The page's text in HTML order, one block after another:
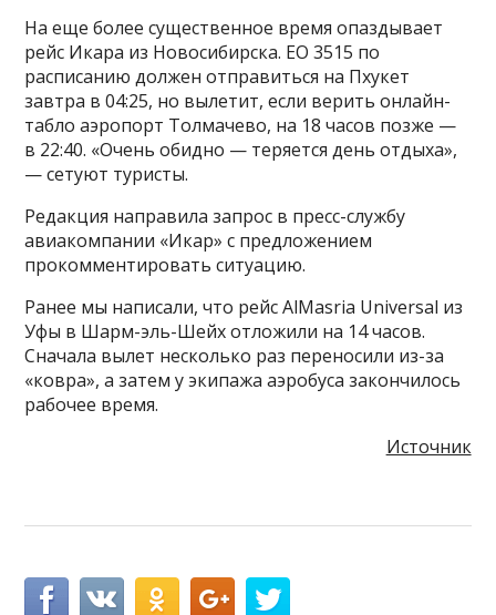
На еще более существенное время опаздывает
рейс Икара из Новосибирска. EO 3515 по
расписанию должен отправиться на Пхукет
завтра в 04:25, но вылетит, если верить онлайн-
табло аэропорт Толмачево, на 18 часов позже —
в 22:40. «Очень обидно — теряется день отдыха»,
— сетуют туристы.
Редакция направила запрос в пресс-службу
авиакомпании «Икар» с предложением
прокомментировать ситуацию.
Ранее мы написали, что рейс AlMasria Universal из
Уфы в Шарм-эль-Шейх отложили на 14 часов.
Сначала вылет несколько раз переносили из-за
«ковра», а затем у экипажа аэробуса закончилось
рабочее время.
Источник